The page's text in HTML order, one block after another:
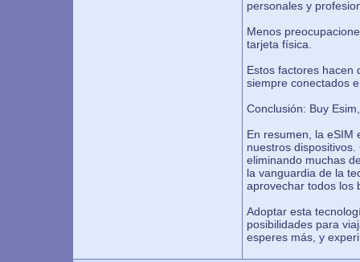
personales y
Menos
tarjeta física.
Estos factores hacen
siempre conectados
Conclusión: Buy
En resumen, la eSIM
nuestros
eliminando muchas
la vanguardia de la
aprovechar todos los
Adoptar esta
posibilidades para
esperes más, y